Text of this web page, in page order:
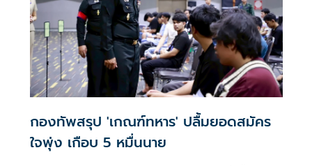
กองทัพสรุป 'เกณฑ์ทหาร' ปลื้มยอดสมัคร
ใจพุ่ง เกือบ 5 หมื่นนาย